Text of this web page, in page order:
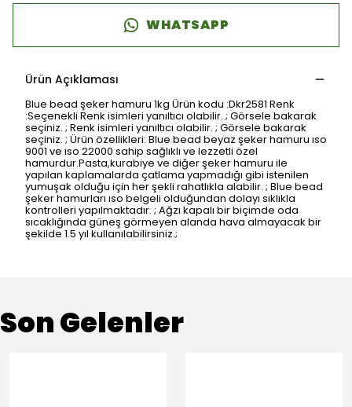
WHATSAPP
Ürün Açıklaması
Blue bead şeker hamuru 1kg Ürün kodu :Dkr2581 Renk
:Seçenekli Renk isimleri yanıltıcı olabilir. ; Görsele bakarak
seçiniz. ; Renk isimleri yanıltıcı olabilir. ; Görsele bakarak
seçiniz. ; Ürün özellikleri: Blue bead beyaz şeker hamuru ıso
9001 ve ıso 22000 sahip sağlıklı ve lezzetli özel
hamurdur.Pasta,kurabiye ve diğer şeker hamuru ile
yapılan kaplamalarda çatlama yapmadığı gibi istenilen
yumuşak olduğu için her şekli rahatlıkla alabilir. ; Blue bead
şeker hamurları ıso belgeli olduğundan dolayı sıklıkla
kontrolleri yapılmaktadır. ; Ağzı kapalı bir biçimde oda
sıcaklığında güneş görmeyen alanda hava almayacak bir
şekilde 1.5 yıl kullanılabilirsiniz.;
Son Gelenler